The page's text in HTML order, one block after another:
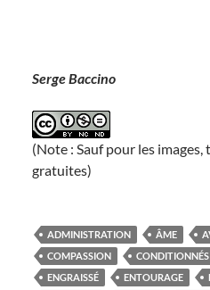
Serge Baccino
(Note : Sauf pour les
gratuites)
ADMINISTRATION ÂME
COMPASSION
CONDITIONNÉS
ENGRAISSÉ
ENTOURAGE